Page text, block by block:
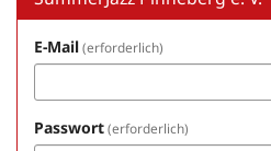
E-Mail erforderlich
Passwort erforderlich